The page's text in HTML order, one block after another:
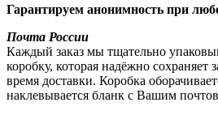
Гарантируем анонимность при
Почта России
Каждый заказ мы тщательно
коробку, которая надёжно сохраняет
время доставки. Коробка
наклевывается бланк с Вашим